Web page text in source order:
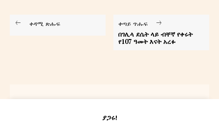
ቀዳሚ ጽሑፍ ቀጣይ ጥሑፍ
በገሊላ ደሴት ላይ ብቸኛ የቀሩት
የ107 ዓመት እናት አረፉ
ያጋሩ!